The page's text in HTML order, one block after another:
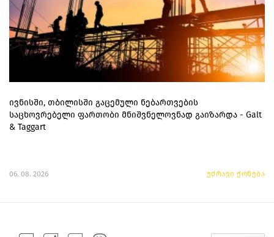
ივნისში, თბილისში გაცემული ნებართვების
საცხოვრებელი ფართობი მნიშვნელოვნად გაიზარდა - Galt
& Taggart
06. 08. 2026 უძრავი ქონება